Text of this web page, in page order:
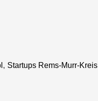
, Startups Rems-Murr-Kreis